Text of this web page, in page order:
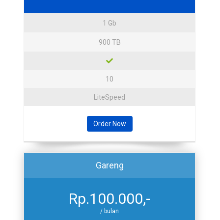
1 Gb
900 TB
10
LiteSpeed
Order Now
Gareng
Rp.100.000,-
/ bulan